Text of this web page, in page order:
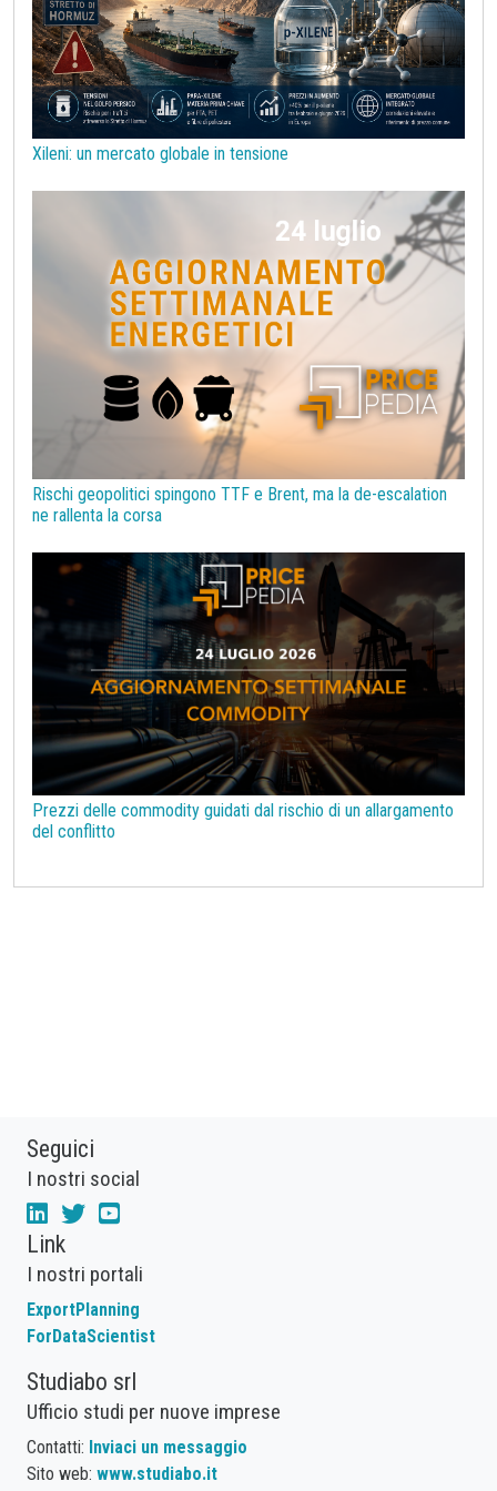
Procurement Prodotti congiunti
Prodotti di base per costruzioni Rame
Sanzioni UE alla Russia Semiconduttori Should Cost
Silicio Stagno Strumenti Superciclo
Tensioattivi
Termoplastiche di base
Zinco
covid19lab melamina
Xileni: un mercato globale in tensione
Rischi geopolitici spingono TTF e Brent, ma la de-escalation
ne rallenta la corsa
Prezzi delle commodity guidati dal rischio di un allargamento
del conflitto
Seguici
I nostri social
Link
I nostri portali
ExportPlanning
ForDataScientist
Studiabo srl
Ufficio studi per nuove imprese
Contatti: Inviaci un messaggio
Sito web: www.studiabo.it